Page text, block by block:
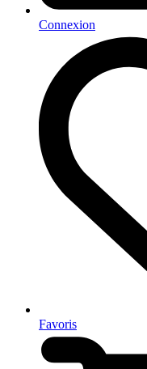
Connexion
Favoris